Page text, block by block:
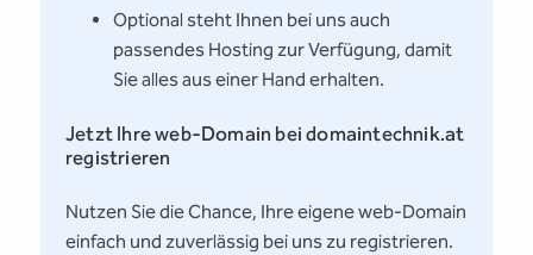
Optional steht Ihnen bei uns auch
passendes Hosting zur Verfügung, damit
Sie alles aus einer Hand erhalten.
Jetzt Ihre web-Domain bei domaintechnik.at
registrieren
Nutzen Sie die Chance, Ihre eigene web-Domain
einfach und zuverlässig bei uns zu registrieren.